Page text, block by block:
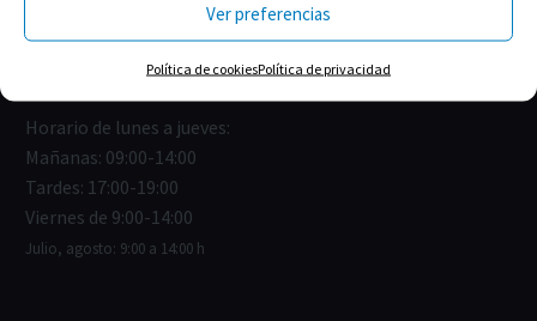
Ver preferencias
Política de cookiesPolítica de privacidad
cofcadiz@redfarma.org
956 211 811
Horario de lunes a jueves:
Mañanas: 09:00-14:00
Tardes: 17:00-19:00
Viernes de 9:00-14:00
Julio, agosto: 9:00 a 14:00 h